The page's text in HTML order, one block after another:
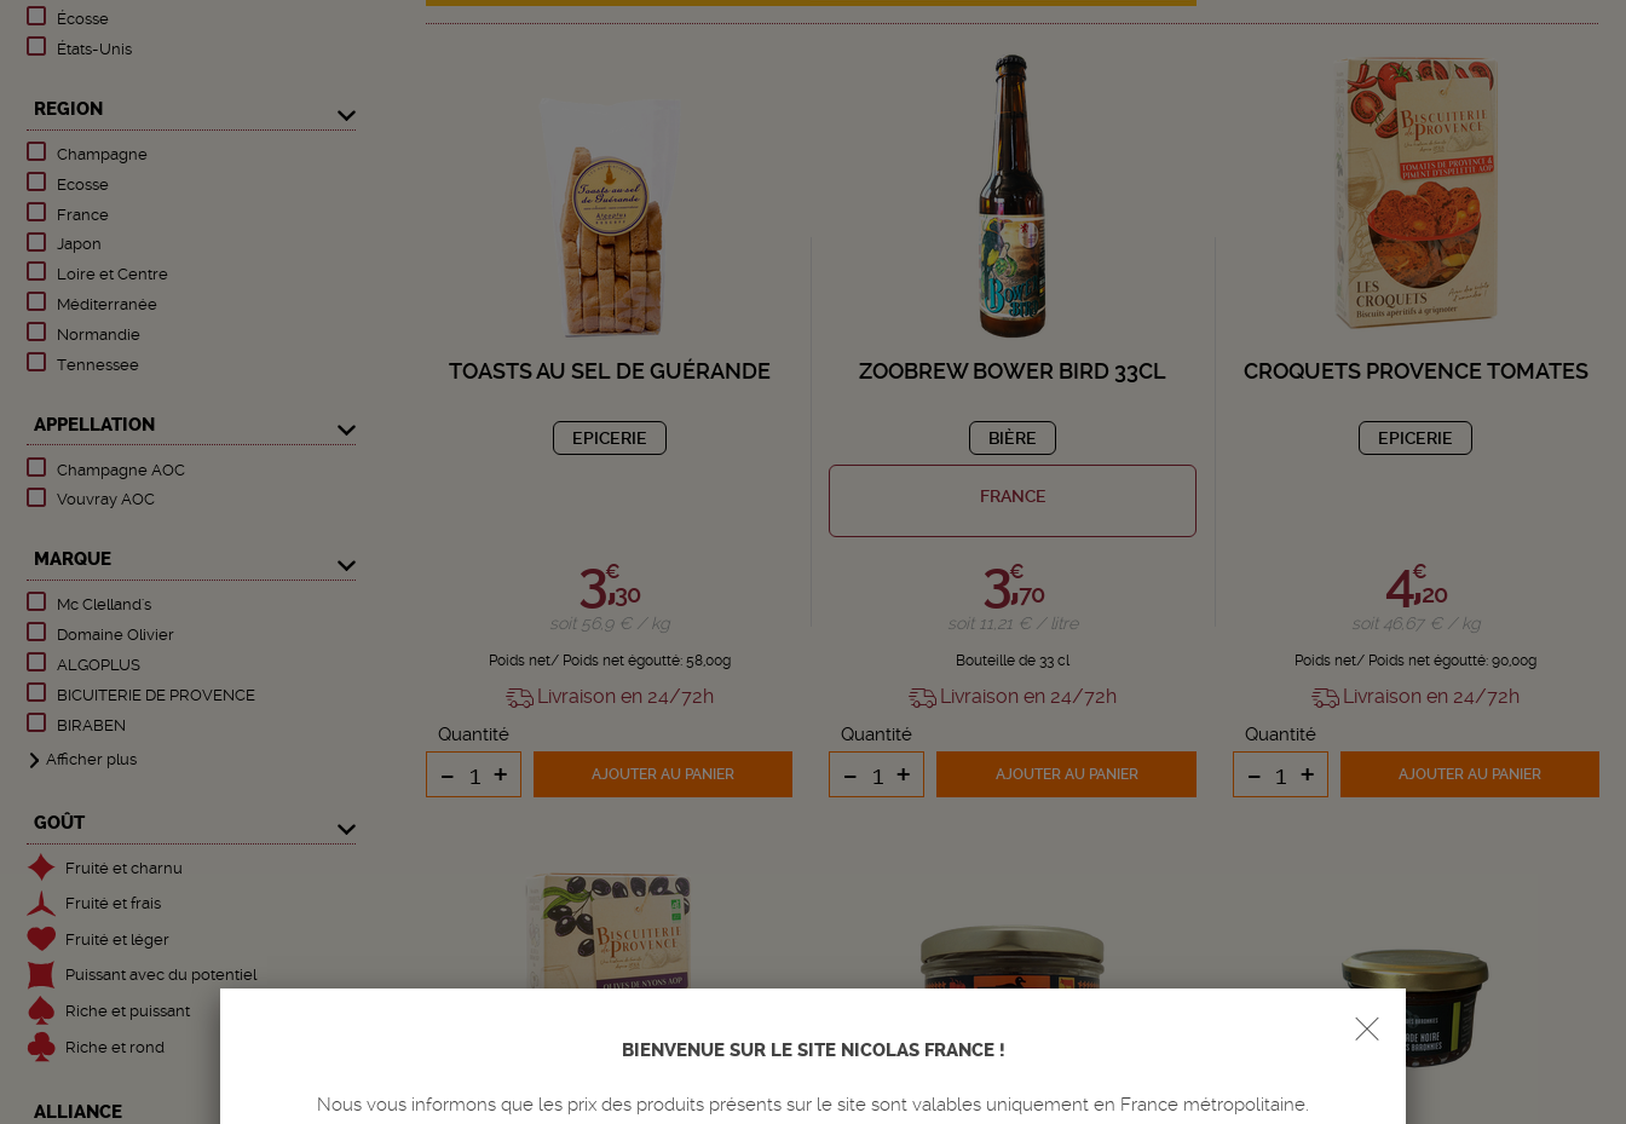
Écosse
États-Unis
REGION
Champagne
Ecosse
France
Japon
Loire et Centre
Méditerranée
Normandie
Tennessee
APPELLATION
Champagne AOC
Vouvray AOC
MARQUE
Mc Clelland's
Domaine Olivier
ALGOPLUS
BICUITERIE DE PROVENCE
BIRABEN
Afficher plus
GOÛT
Fruité et charnu
Fruité et frais
Fruité et léger
Puissant avec du potentiel
Riche et puissant
Riche et rond
ALLIANCE
TOASTS AU SEL DE GUÉRANDE
EPICERIE
3,
€
30
soit 56,9 € / kg
Poids net/ Poids net égoutté: 58,00g
Livraison en 24/72h
Quantité
- + AJOUTERAU PANIER
ZOOBREW BOWER BIRD 33CL
BIÈRE
FRANCE
3,€
70
soit 11,21 € / litre
Bouteille de 33 cl
Livraison en 24/72h
Quantité
- + AJOUTER AU PANIER
CROQUETS PROVENCE TOMATES
EPICERIE
4,€
20
soit 46,67 € / kg
Poids net/ Poids net égoutté: 90,00g
Livraison en 24/72h
Quantité
- + AJOUTER AU PANIER
BIENVENUE SUR LE SITE NICOLAS FRANCE !
Nous vous informons que les prix des produits présents sur le site sont valables uniquement en France métropolitaine.